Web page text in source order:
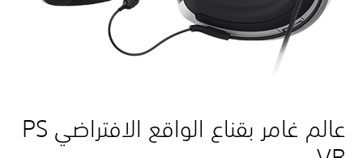
عالم غامر بقناع الواقع الافتراضي PS